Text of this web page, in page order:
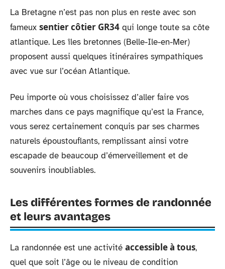
La Bretagne n’est pas non plus en reste avec son
fameux sentier côtier GR34 qui longe toute sa côte
atlantique. Les îles bretonnes (Belle-Ile-en-Mer)
proposent aussi quelques itinéraires sympathiques
avec vue sur l’océan Atlantique.
Peu importe où vous choisissez d’aller faire vos
marches dans ce pays magnifique qu’est la France,
vous serez certainement conquis par ses charmes
naturels époustouflants, remplissant ainsi votre
escapade de beaucoup d’émerveillement et de
souvenirs inoubliables.
Les différentes formes de randonnée
et leurs avantages
La randonnée est une activité accessible à tous,
quel que soit l’âge ou le niveau de condition